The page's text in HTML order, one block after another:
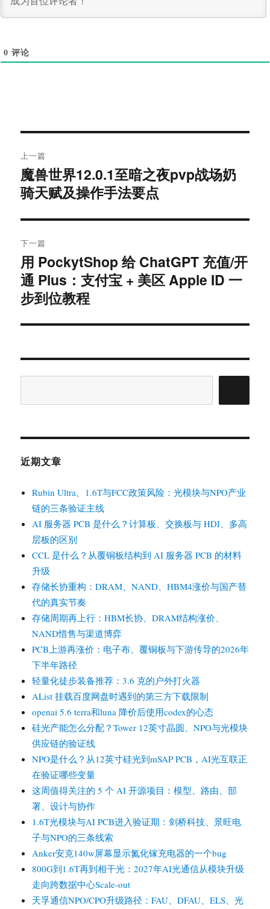
0 评论
章
导
航
上一篇
上
篇
章：
魔兽世界12.0.1至暗之夜pvp战场奶
骑天赋及操作手法要点
下一篇
下
篇
文
章：
用 PockytShop 给 ChatGPT 充值/开
通 Plus：支付宝 + 美区 Apple ID 一
步到位教程
近期文章
Rubin Ultra、1.6T与FCC政策风险：光模块与NPO产业
链的三条验证主线
AI 服务器 PCB 是什么？计算板、交换板与 HDI、多高
层板的区别
CCL 是什么？从覆铜板结构到 AI 服务器 PCB 的材料
升级
存储长协重构：DRAM、NAND、HBM4涨价与国产替
代的真实节奏
存储周期再上行：HBM长协、DRAM结构涨价、
NAND惜售与渠道博弈
PCB上游再涨价：电子布、覆铜板与下游传导的2026年
下半年路径
轻量化徒步装备推荐：3.6 克的户外打火器
AList 挂载百度网盘时遇到的第三方下载限制
openai 5.6 terra和luna 降价后使用codex的心态
硅光产能怎么分配？Tower 12英寸晶圆、NPO与光模块
供应链的验证线
NPO是什么？从12英寸硅光到mSAP PCB，AI光互联正
在验证哪些变量
这周值得关注的 5 个 AI 开源项目：模型、路由、部
署、设计与协作
1.6T光模块与AI PCB进入验证期：剑桥科技、景旺电
子与NPO的三条线索
Anker安克140w屏幕显示氮化镓充电器的一个bug
800G到1.6T再到相干光：2027年AI光通信从模块升级
走向跨数据中心Scale-out
天孚通信NPO/CPO升级路径：FAU、DFAU、ELS、光